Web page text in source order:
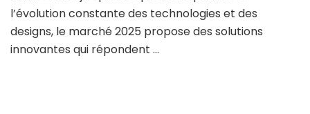
l’évolution constante des technologies et des
designs, le marché 2025 propose des solutions
innovantes qui répondent …